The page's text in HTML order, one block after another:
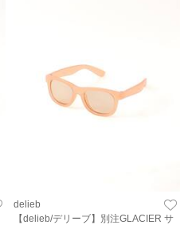
delieb
【delieb/デリーブ】別注GLACIER サ